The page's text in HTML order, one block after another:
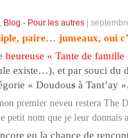
, Blog - Pour les autres |
paire… jumeaux, oui
heureuse « Tante de famille
existe…), et par souci du
« Doudous à Tant’ay
premier neveu restera The
petit nom que je leur donnais
eu la chance de